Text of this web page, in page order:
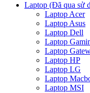
Laptop (Đã qua sử
Laptop Acer
Laptop Asus
Laptop Dell
Laptop
Laptop
Laptop HP
Laptop LG
Laptop
Laptop MSI